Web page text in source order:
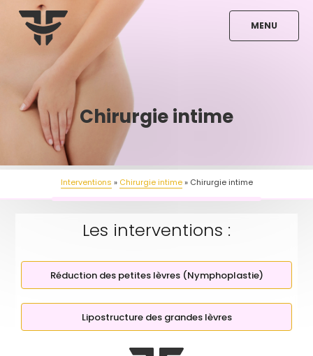
Chirurgie intime
Interventions Chirurgie intime Chirurgie intime
Les interventions :
Réduction des petites lèvres (Nymphoplastie)
Lipostructure des grandes lèvres